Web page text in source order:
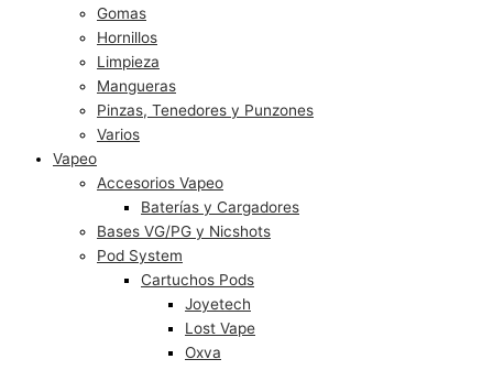
Gomas
Hornillos
Limpieza
Mangueras
Pinzas, Tenedores y Punzones
Varios
Vapeo
Accesorios Vapeo
Baterías y Cargadores
Bases VG/PG y Nicshots
Pod System
Cartuchos Pods
Joyetech
Lost Vape
Oxva